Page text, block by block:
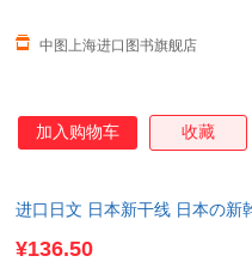
中图上海进口图书旗舰店
加入购物车 收藏
进口日文 日本新干线 日本の新
¥136.50